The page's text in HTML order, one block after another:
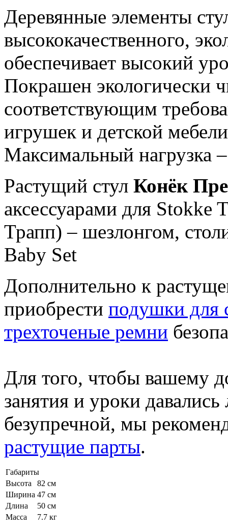
Деревянные элементы
высококачественного,
обеспечивает высокий
Покрашен экологически
соответствующим
игрушек и детской
Максимальный нагрузка
Растущий стул Конёк
аксессуарами для
Трапп) – шезлонгом,
Baby Set
Дополнительно к
приобрести подушки для
трехточеные ремни
Для того, чтобы вашему
занятия и уроки давались
безупречной, мы
растущие парты.
Габариты
Высота
82 см
Ширина 47 см
Длина
50 см
Масса
7.7 кг